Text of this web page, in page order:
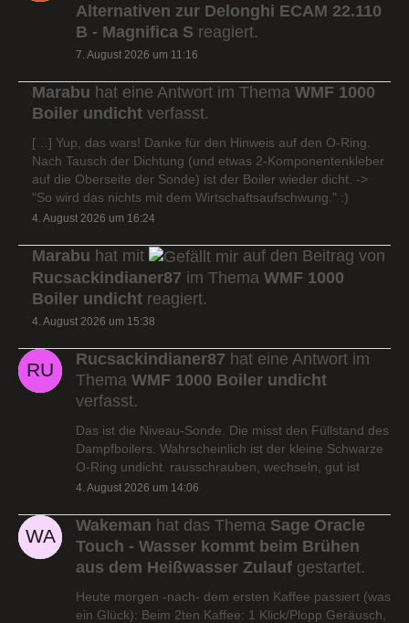
Alternativen zur Delonghi ECAM 22.110
B - Magnifica S reagiert.
7. August 2026 um 11:16
Marabu hat eine Antwort im Thema WMF 1000
Boiler undicht verfasst.
[…] Yup, das wars! Danke für den Hinweis auf den O-Ring.
Nach Tausch der Dichtung (und etwas 2-Komponentenkleber
auf die Oberseite der Sonde) ist der Boiler wieder dicht. ->
"So wird das nichts mit dem Wirtschaftsaufschwung." :)
4. August 2026 um 16:24
Marabu hat mit
auf den Beitrag von
Rucsackindianer87 im Thema WMF 1000
Boiler undicht reagiert.
4. August 2026 um 15:38
Rucsackindianer87 hat eine Antwort im
Thema WMF 1000 Boiler undicht
verfasst.
Das ist die Niveau-Sonde. Die misst den Füllstand des
Dampfboilers. Wahrscheinlich ist der kleine Schwarze
O-Ring undicht. rausschrauben, wechseln, gut ist
4. August 2026 um 14:06
Wakeman hat das Thema Sage Oracle
Touch - Wasser kommt beim Brühen
aus dem Heißwasser Zulauf gestartet.
Heute morgen -nach- dem ersten Kaffee passiert (was
ein Glück): Beim 2ten Kaffee: 1 Klick/Plopp Geräusch,